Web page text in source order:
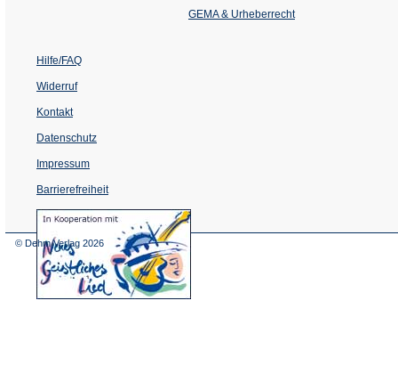
Tab)
GEMA & Urheberrecht
Hilfe/FAQ
Widerruf
Kontakt
Datenschutz
Impressum
Barrierefreiheit
(Öffnet
in
© Dehm Verlag 2026